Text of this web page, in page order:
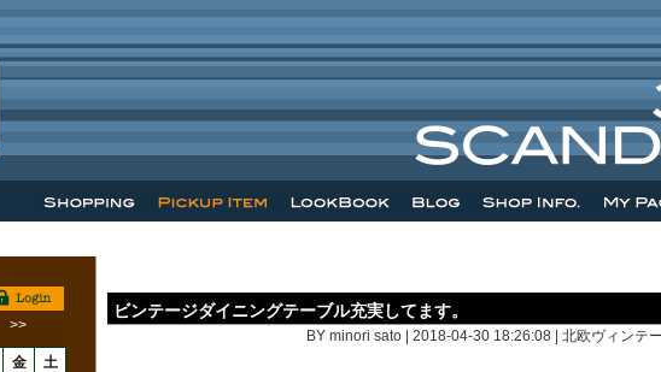
ビンテージダイニングテーブル充実してます。
BY minori sato | 2018-04-30 18:26:08 | 北欧ヴィンテ
>>
金
土